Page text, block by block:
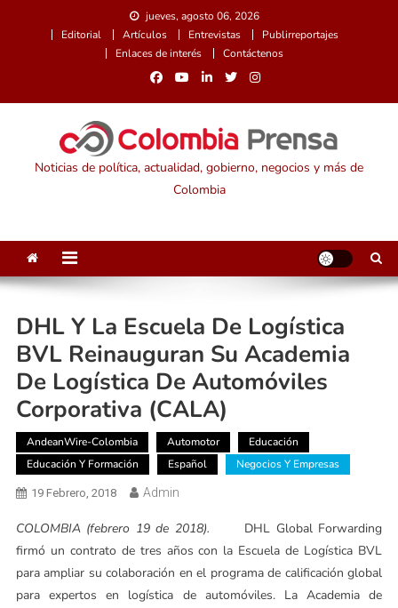
jueves, agosto 06, 2026
Editorial
Artículos Entrevistas
Publirreportajes
Enlaces de interés
Contáctenos
Noticias de política, actualidad, gobierno, negocios y más de
Colombia
DHL Y La Escuela De Logística
BVL Reinauguran Su Academia
De Logística De Automóviles
Corporativa (CALA)
AndeanWire-Colombia Automotor
Educación
Educación Y Formación
Español Negocios Y Empresas
19 Febrero, 2018 Admin
COLOMBIA (febrero 19 de 2018). DHL Global Forwarding
firmó un contrato de tres años con la Escuela de Logística BVL
para ampliar su colaboración en el programa de calificación global
para expertos en logística de automóviles. La Academia de